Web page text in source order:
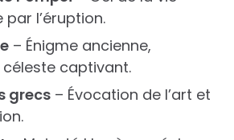
l’éruption.
– Énigme ancienne,
captivant.
grecs – Évocation de l’art et